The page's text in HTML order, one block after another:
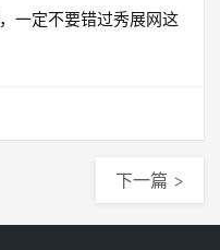
一定不要错过秀展网这
下一篇 >